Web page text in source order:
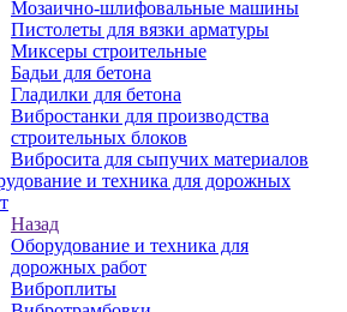
Мозаично-шлифовальные машины
Пистолеты для вязки арматуры
Миксеры строительные
Бадьи для бетона
Гладилки для бетона
Вибростанки для производства
строительных блоков
Вибросита для сыпучих материалов
и техника для дорожных
Назад
Оборудование и техника для
дорожных работ
Виброплиты